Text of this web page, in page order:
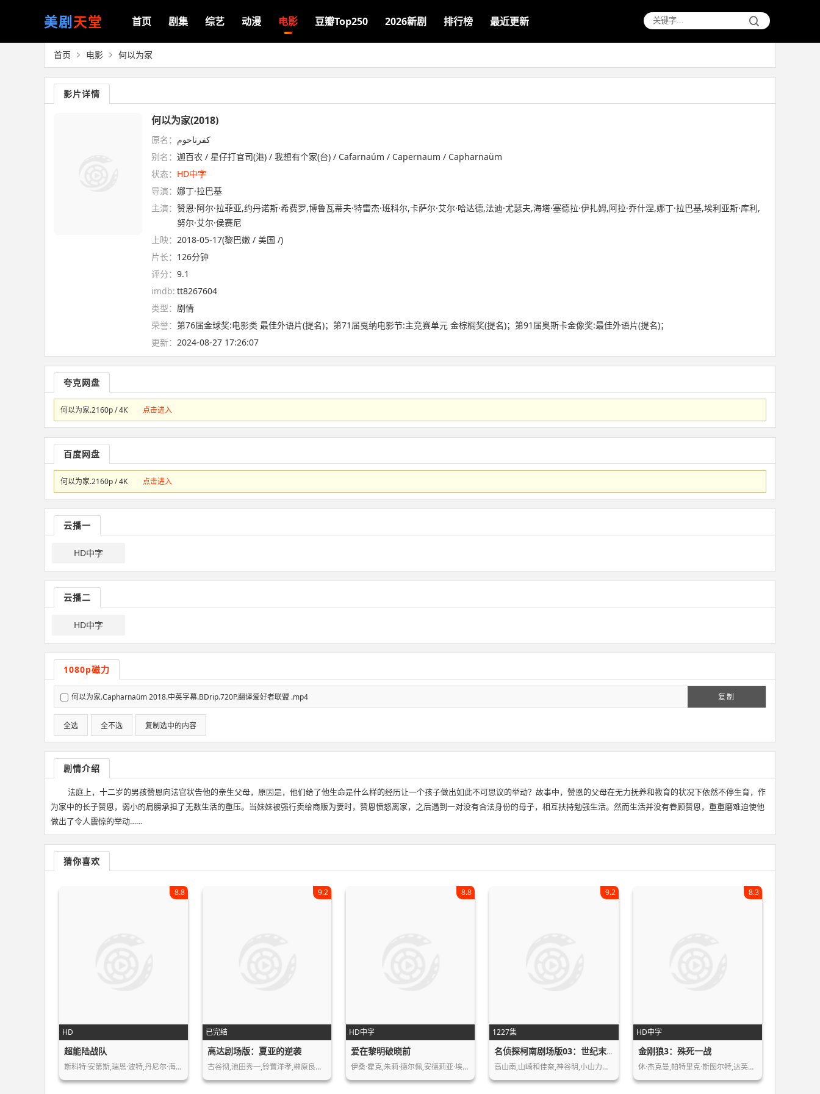
美剧天堂 首页 剧集 综艺 动漫 电影 豆瓣Top250 2026新剧 排行榜 最近更新
首页 电影 何以为家
影片详情
何以为家(2018)
原名： كفرناحوم
别名： 迦百农 / 星仔打官司(港) / 我想有个家(台) / Cafarnaúm / Capernaum / Capharnaüm
状态： HD中字
导演： 娜丁·拉巴基
主演： 赞恩·阿尔·拉菲亚,约丹诺斯·希费罗,博鲁瓦蒂夫·特雷杰·班科尔,卡萨尔·艾尔·哈达德,法迪·尤瑟夫,海塔·塞德拉·伊扎姆,阿拉·乔什涅,娜丁·拉巴基,埃利亚斯·库利,
努尔·艾尔·侯赛尼
上映： 2018-05-17(黎巴嫩 / 美国 /)
片长： 126分钟
评分： 9.1
imdb: tt8267604
类型： 剧情
荣誉： 第76届金球奖:电影类 最佳外语片(提名)；第71届戛纳电影节:主竞赛单元 金棕榈奖(提名)；第91届奥斯卡金像奖:最佳外语片(提名)；
更新： 2024-08-27 17:26:07
夸克网盘
何以为家.2160p / 4K 点击进入
百度网盘
何以为家.2160p / 4K 点击进入
云播一
HD中字
云播二
HD中字
1080p磁力
复制
何以为家.Capharnaüm 2018.中英字幕.BDrip.720P.翻译爱好者联盟 .mp4
全选 全不选 复制选中的内容
剧情介绍
法庭上，十二岁的男孩赞恩向法官状告他的亲生父母，原因是，他们给了他生命是什么样的经历让一个孩子做出如此不可思议的举动？故事中，赞恩的父母在无力抚养和教育的状况下依然不停生育，作
为家中的长子赞恩，弱小的肩膀承担了无数生活的重压。当妹妹被强行卖给商贩为妻时，赞恩愤怒离家，之后遇到一对没有合法身份的母子，相互扶持勉强生活。然而生活并没有眷顾赞恩，重重磨难迫使他
做出了令人震惊的举动……
猜你喜欢
HD
8.8
超能陆战队
斯科特·安第斯,瑞恩·波特,丹尼尔·海…
已完结
9.2
高达剧场版：夏亚的逆袭
古谷彻,池田秀一,铃置洋孝,榊原良子,…
HD中字
8.8
爱在黎明破晓前
伊桑·霍克,朱莉·德尔佩,安德莉亚·埃…
1227集
9.2
名侦探柯南剧场版03：世纪末的魔术师.
高山南,山崎和佳奈,神谷明,小山力也,…
HD中字
8.3
金刚狼3：殊死一战
休·杰克曼,帕特里克·斯图尔特,达芙妮…